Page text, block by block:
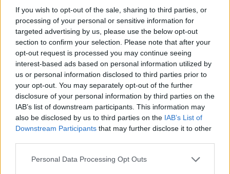
If you wish to opt-out of the sale, sharing to third parties, or
processing of your personal or sensitive information for
targeted advertising by us, please use the below opt-out
section to confirm your selection. Please note that after your
opt-out request is processed you may continue seeing
interest-based ads based on personal information utilized by
us or personal information disclosed to third parties prior to
your opt-out. You may separately opt-out of the further
disclosure of your personal information by third parties on the
IAB’s list of downstream participants. This information may
also be disclosed by us to third parties on the IAB’s List of
Downstream Participants that may further disclose it to other
Personal Data Processing Opt Outs
lippen en ook een tintelend gevoel in mijn gezicht. Deze
klachten zijn 3 maanden later gelukkig wel verminderd
maar nog steeds niet helemaal verdwenen. Kor[lees
meer...]
geef mening
Trimethoprim
23-05-2026 | Man | 62
trimethoprim
Effectiviteit